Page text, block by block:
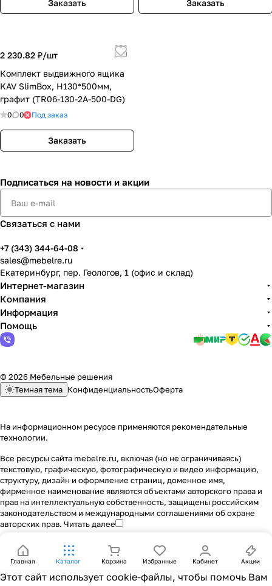
Заказать Заказать
2 230.82 ₽/шт
Комплект выдвижного ящика
KAV SlimBox, H130*500мм,
графит (TR06-130-2A-500-DG)
0 0 Под заказ
Заказать
Подписаться на новости и акции
Связаться с нами
+7 (343) 344-64-08
sales@mebelre.ru
Екатеринбург, пер. Геологов, 1 (офис и склад)
Интернет-магазин
Компания
Информация
Помощь
© 2026 Мебельные решения
Темная тема КонфиденциальностьОферта
На информационном ресурсе применяются рекомендательные
технологии.
Все ресурсы сайта mebelre.ru, включая (но не ограничиваясь)
текстовую, графическую, фотографическую и видео информацию,
структуру, дизайн и оформление страниц, доменное имя,
фирменное наименование являются объектами авторского права и
прав на интеллектуальную собственность, защищены российским
законодательством и международными соглашениями об охране
авторских прав. Читать далее
Главная Каталог Корзина Избранные Кабинет Акции
Этот сайт использует cookie-файлы, чтобы помочь Вам